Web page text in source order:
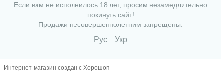
Если вам не исполнилось 18 лет, просим незамедлительно
покинуть сайт!
Продажи несовершеннолетним запрещены.
Рус Укр
Интернет-магазин создан с Хорошоп